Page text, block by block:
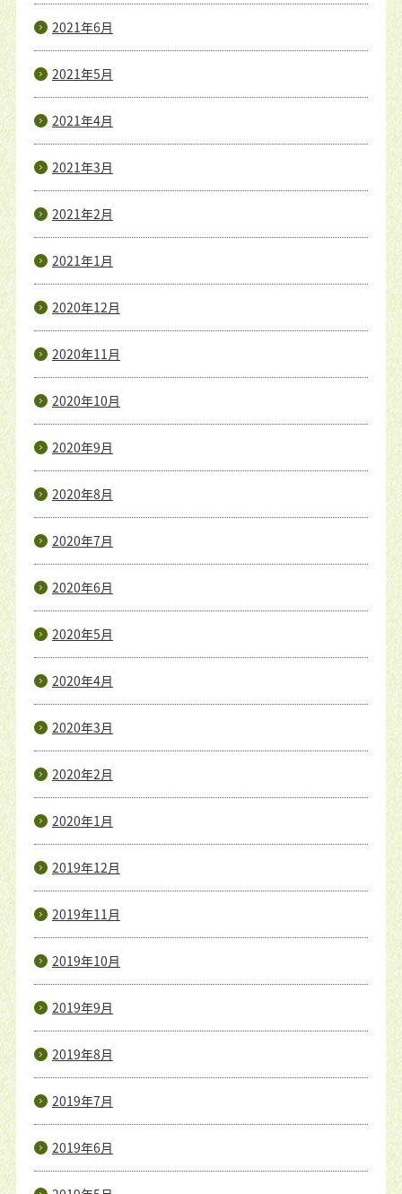
2021年6月
2021年5月
2021年4月
2021年3月
2021年2月
2021年1月
2020年12月
2020年11月
2020年10月
2020年9月
2020年8月
2020年7月
2020年6月
2020年5月
2020年4月
2020年3月
2020年2月
2020年1月
2019年12月
2019年11月
2019年10月
2019年9月
2019年8月
2019年7月
2019年6月